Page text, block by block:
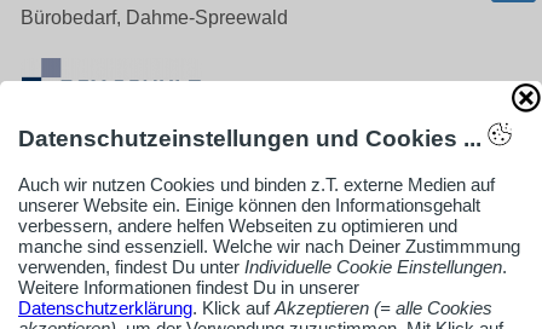
Bürobedarf, Dahme-Spreewald
Roy Schulz GmbH
Roy Schulz
Nunsdorfer Ring 16
12277 Berlin
Datenschutzeinstellungen und Cookies ...
Auch wir nutzen Cookies und binden z.T. externe Medien auf
unserer Website ein. Einige können den Informationsgehalt
verbessern, andere helfen Webseiten zu optimieren und
manche sind essenziell. Welche wir nach Deiner Zustimmmung
verwenden, findest Du unter Individuelle Cookie Einstellungen.
Weitere Informationen findest Du in unserer
Datenschutzerklärung. Klick aufAkzeptieren (= alle Cookies